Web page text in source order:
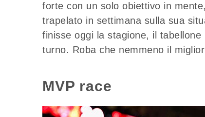
forte con un solo obiettivo in
trapelato in settimana sulla sua
finisse oggi la stagione, il
turno. Roba che nemmeno il
MVP race